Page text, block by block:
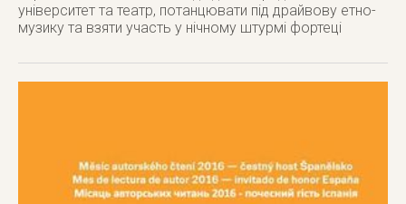
університет та театр, потанцювати під драйвову етно-
музику та взяти участь у нічному штурмі фортеці